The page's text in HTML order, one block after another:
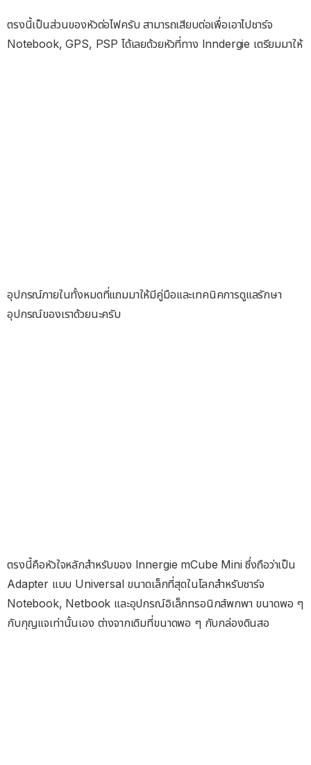
ตรงนี้เป็นส่วนของหัวต่อไฟครับ สามารถเสียบต่อเพื่อเอาไปชาร์จ
Notebook, GPS, PSP ได้เลยด้วยหัวที่ทาง Inndergie เตรียมมาให้
อุปกรณ์ภายในทั้งหมดที่แถมมาให้มีคู่มือและเทคนิคการดูแลรักษา
อุปกรณ์ของเราด้วยนะครับ
ตรงนี้คือหัวใจหลักสำหรับของ Innergie mCube Mini ซึ่งถือว่าเป็น
Adapter แบบ Universal ขนาดเล็กที่สุดในโลกสำหรับชาร์จ
Notebook, Netbook และอุปกรณ์อิเล็กทรอนิกส์พกพา ขนาดพอ ๆ
กับกุญแจเท่านั้นเอง ต่างจากเดิมที่ขนาดพอ ๆ กับกล่องดินสอ